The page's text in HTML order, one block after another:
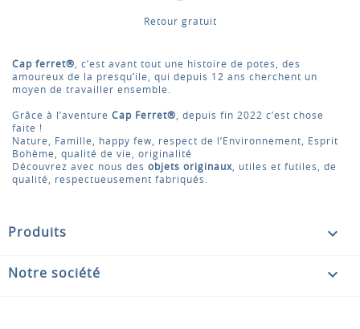
Retour gratuit
Cap ferret® , c’est avant tout une histoire de potes, des
amoureux de la presqu’ile, qui depuis 12 ans cherchent un
moyen de travailler ensemble.
Grâce à l’aventure Cap Ferret® , depuis fin 2022 c’est chose
faite !
Nature, Famille, happy few, respect de l’Environnement, Esprit
Bohème, qualité de vie, originalité
Découvrez avec nous des objets originaux , utiles et futiles, de
qualité, respectueusement fabriqués.
Produits 
Notre société 